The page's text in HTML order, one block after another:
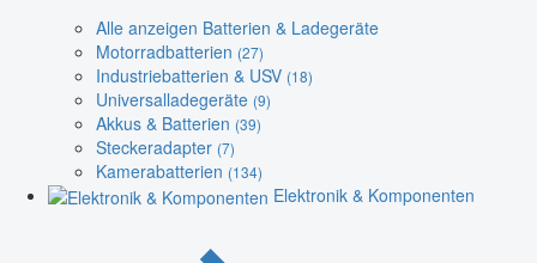
Alle anzeigen Batterien & Ladegeräte
Motorradbatterien (27)
Industriebatterien & USV (18)
Universalladegeräte (9)
Akkus & Batterien (39)
Steckeradapter (7)
Kamerabatterien (134)
Elektronik & Komponenten